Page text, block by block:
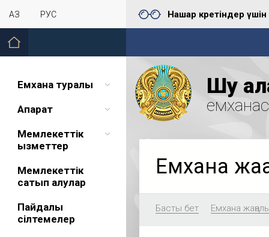
ҚАЗ РУС Нашар көретіндер үшін
Емхана туралы
Ақпарат
Мемлекеттік
қызметтер
Мемлекеттік
сатып алулар
Пайдалы
сілтемелер
Шу
Емхана
Басты бет Емхана